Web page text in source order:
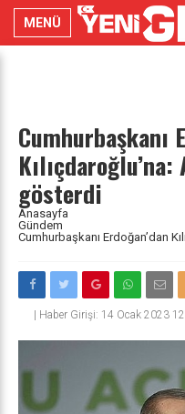
MENÜ
Cumhurbaşkanı
gösterdi
Anasayfa
Gündem
Cumhurbaşkanı Erdoğan’dan
Haber Girişi: 14 Ocak 2023